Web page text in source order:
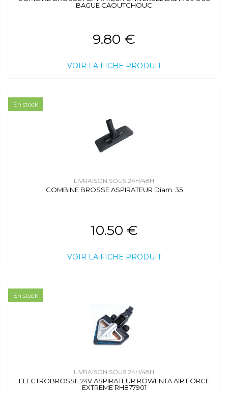
BAGUE CAOUTCHOUC
9.80 €
VOIR LA FICHE PRODUIT
LIVRAISON SOUS 24H/48H
COMBINE BROSSE ASPIRATEUR Diam. 35
10.50 €
VOIR LA FICHE PRODUIT
En stock
LIVRAISON SOUS 24H/48H
ELECTROBROSSE 24V ASPIRATEUR ROWENTA AIR FORCE
EXTREME RH877901
En stock